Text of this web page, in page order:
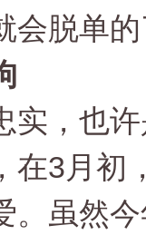
会脱单
实，也
在3月初
。虽然